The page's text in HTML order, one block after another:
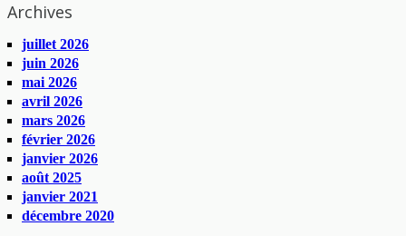
Archives
juillet 2026
juin 2026
mai 2026
avril 2026
mars 2026
février 2026
janvier 2026
août 2025
janvier 2021
décembre 2020